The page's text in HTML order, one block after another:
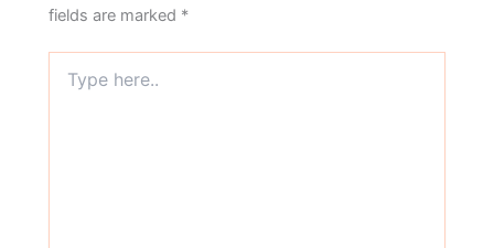
fields are marked *
here..